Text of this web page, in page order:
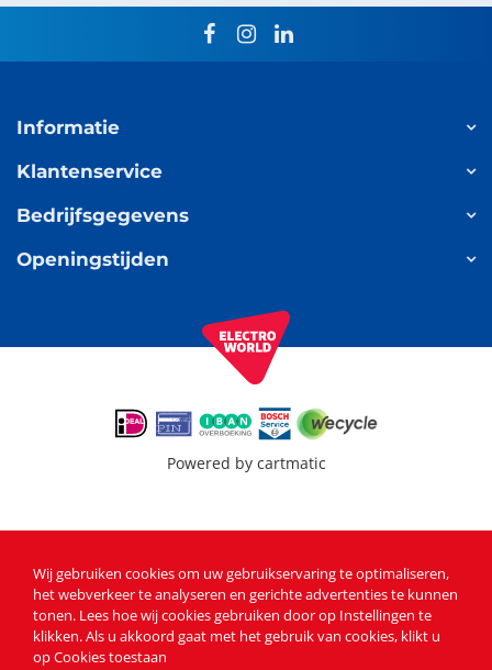
facebookinstagram
linkedin
Informatie
Klantenservice
Bedrijfsgegevens
Openingstijden
Powered by cartmatic
Wij gebruiken cookies om uw gebruikservaring te optimaliseren,
het webverkeer te analyseren en gerichte advertenties te kunnen
tonen. Lees hoe wij cookies gebruiken door op Instellingen te
klikken. Als u akkoord gaat met het gebruik van cookies, klikt u
op Cookies toestaan